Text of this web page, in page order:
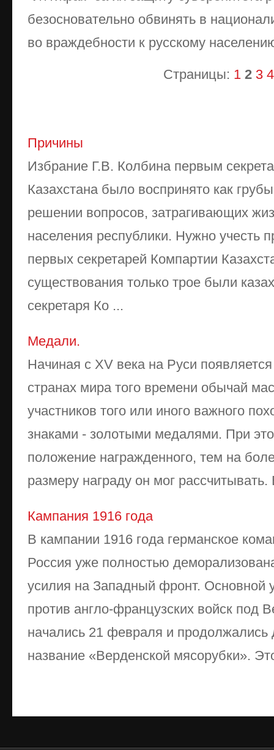
безосновательно обвинять в
во враждебности к русскому
Страницы: 1 2 3 4
Причины
Избрание Г.В. Колбина первым
Казахстана было воспринято как
решении вопросов, затрагивающих
населения республики. Нужно учесть
первых секретарей Компартии
существования только трое были
секретаря Ко ...
Медали.
Начиная с XV века на Руси
странах мира того времени обычай
участников того или иного важного
знаками - золотыми медалями. При
положение награжденного, тем на
размеру награду он мог
Кампания 1916 года
В кампании 1916 года германское
Россия уже полностью
усилия на Западный фронт. Основной
против англо-французских войск под
начались 21 февраля и продолжались
название «Верденской мясорубки».